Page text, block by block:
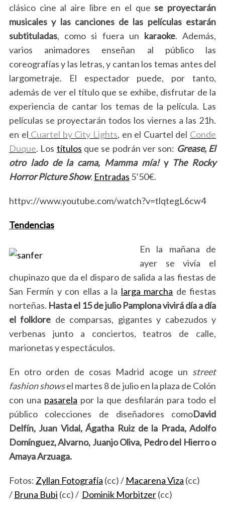
clásico cine al aire libre en el quese proyectarán
musicales y las canciones de las películas estarán
subtituladas, como si fuera un karaoke. Además,
varios animadores enseñan al público las
coreografías y las letras, y cantan los temas antes del
largometraje. El espectador puede, por tanto,
además de ver el título que se exhibe, disfrutar de la
experiencia de cantar los temas de la película. Las
películas se proyectarán todos los viernes a las 21h.
en el Cuartel by City Lights, en el Cuartel del Conde
Duque. Los títulos que se podrán ver son: Grease, El
otro lado de la cama, Mamma mía! yThe Rocky
Horror Picture Show. Entradas 5’50€.
httpv://www.youtube.com/watch?v=tlqtegL6cw4
Tendencias
En la mañana de
ayer se vivía el
chupinazo que da el disparo de salida a las fiestas de
San Fermín y con ellas a la larga marcha de fiestas
norteñas. Hasta el 15 de julio Pamplona vivirá día a día
el folklore de comparsas, gigantes y cabezudos y
verbenas junto a conciertos, teatros de calle,
marionetas y espectáculos.
En otro orden de cosas Madrid acoge un street
fashion showsel martes 8 de julio en la plaza de Colón
con una pasarela por la que desfilarán para todo el
público colecciones de diseñadores comoDavid
Delfín, Juan Vidal, Ágatha Ruiz de la Prada, Adolfo
Domínguez, Alvarno, Juanjo Oliva, Pedro del Hierro o
Amaya Arzuaga.
Fotos: Zyllan Fotografía (cc) / Macarena Viza (cc)
/ Bruna Bubi (cc) / Dominik Morbitzer(cc)